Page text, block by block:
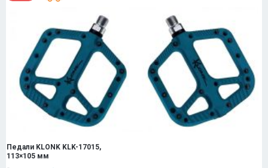
Педали KLONK KLK-17015,
113×105 мм